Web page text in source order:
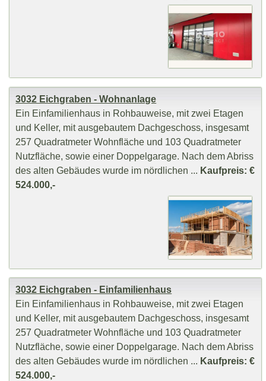
3032 Eichgraben - Wohnanlage
Ein Einfamilienhaus in Rohbauweise, mit zwei Etagen
und Keller, mit ausgebautem Dachgeschoss, insgesamt
257 Quadratmeter Wohnfläche und 103 Quadratmeter
Nutzfläche, sowie einer Doppelgarage. Nach dem Abriss
des alten Gebäudes wurde im nördlichen ... Kaufpreis: €
524.000,-
3032 Eichgraben - Einfamilienhaus
Ein Einfamilienhaus in Rohbauweise, mit zwei Etagen
und Keller, mit ausgebautem Dachgeschoss, insgesamt
257 Quadratmeter Wohnfläche und 103 Quadratmeter
Nutzfläche, sowie einer Doppelgarage. Nach dem Abriss
des alten Gebäudes wurde im nördlichen ... Kaufpreis: €
524.000,-